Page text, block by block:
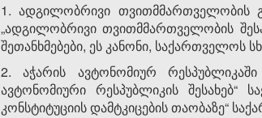
1. ადგილობრივი თვითმმართველობის
„ადგილობრივი თვითმმართველობის
შეთანხმებები, ეს კანონი, საქართველოს
2. აჭარის ავტონომიურ
ავტონომიური რესპუბლიკის შესახებ“
კონსტიტუციის დამტკიცების თაობაზე“